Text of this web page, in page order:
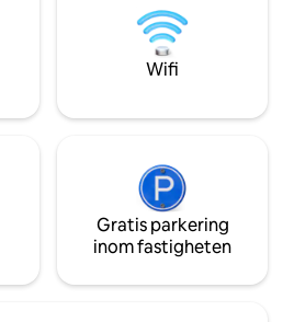
du är intresserad
ta en tur med
veteranbilar ;-)
Wifi
Gratis parkering
inom fastigheten